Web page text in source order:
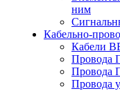
ним
Кабельно-
Кабели
Провода
Провода